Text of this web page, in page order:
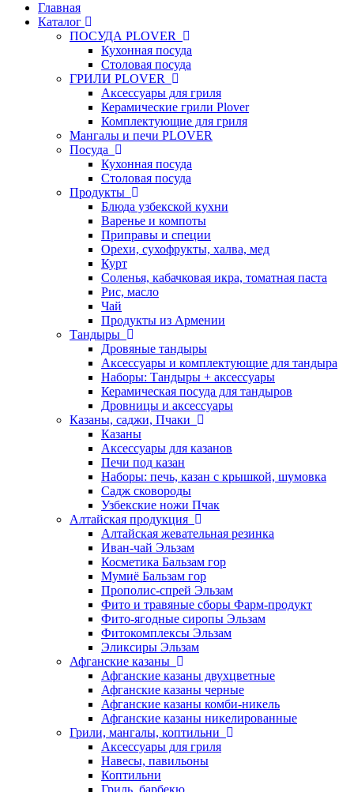
Главная
Каталог
ПОСУДА PLOVER
Кухонная посуда
Столовая посуда
ГРИЛИ PLOVER
Аксессуары для гриля
Керамические грили Plover
Комплектующие для гриля
Мангалы и печи PLOVER
Посуда
Кухонная посуда
Столовая посуда
Продукты
Блюда узбекской кухни
Варенье и компоты
Приправы и специи
Орехи, сухофрукты, халва, мед
Курт
Соленья, кабачковая икра, томатная паста
Рис, масло
Чай
Продукты из Армении
Тандыры
Дровяные тандыры
Аксессуары и комплектующие для тандыра
Наборы: Тандыры + аксессуары
Керамическая посуда для тандыров
Дровницы и аксессуары
Казаны, саджи, Пчаки
Казаны
Аксессуары для казанов
Печи под казан
Наборы: печь, казан с крышкой, шумовка
Садж сковороды
Узбекские ножи Пчак
Алтайская продукция
Алтайская жевательная резинка
Иван-чай Эльзам
Косметика Бальзам гор
Мумиё Бальзам гор
Прополис-спрей Эльзам
Фито и травяные сборы Фарм-продукт
Фито-ягодные сиропы Эльзам
Фитокомплексы Эльзам
Эликсиры Эльзам
Афганские казаны
Афганские казаны двухцветные
Афганские казаны черные
Афганские казаны комби-никель
Афганские казаны никелированные
Грили, мангалы, коптильни
Аксессуары для гриля
Навесы, павильоны
Коптильни
Гриль, барбекю